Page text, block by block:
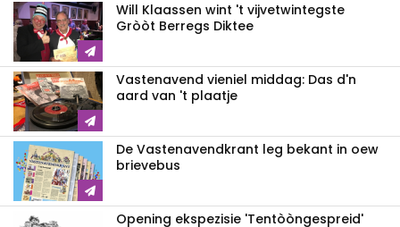
Will Klaassen wint 't vijvetwintegste
Gròòt Berregs Diktee
Vastenavend vieniel middag: Das d'n
aard van 't plaatje
De Vastenavendkrant leg bekant in oew
brievebus
Opening ekspezisie 'Tentòòngespreid'